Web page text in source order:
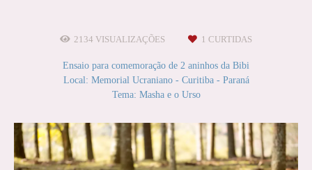
2134 VISUALIZAÇÕES 1 CURTIDAS
Ensaio para comemoração de 2 aninhos da Bibi
Local: Memorial Ucraniano - Curitiba - Paraná
Tema: Masha e o Urso